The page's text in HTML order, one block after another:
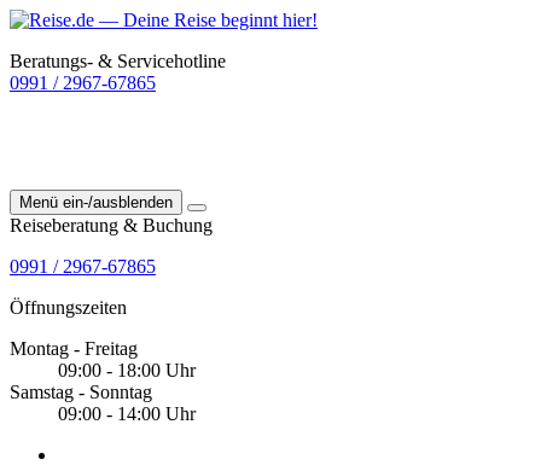
Beratungs- & Servicehotline
0991 / 2967-67865
Menü ein-/ausblenden
Reiseberatung & Buchung
0991 / 2967-67865
Öffnungszeiten
Montag - Freitag
09:00 - 18:00 Uhr
Samstag - Sonntag
09:00 - 14:00 Uhr